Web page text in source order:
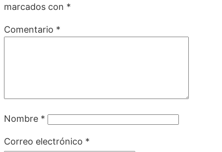
marcados con *
Comentario *
Nombre *
Correo electrónico *